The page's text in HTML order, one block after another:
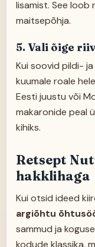
lisamist. See loob
maitsepõhja.
5. Vali õige
Kui soovid pildi-
kuumale roale
Eesti juustu või
makaronide peal
kihiks.
Retsept
hakklihaga
Kui otsid ideed
argiõhtu
sammud ja
kodude klassika,